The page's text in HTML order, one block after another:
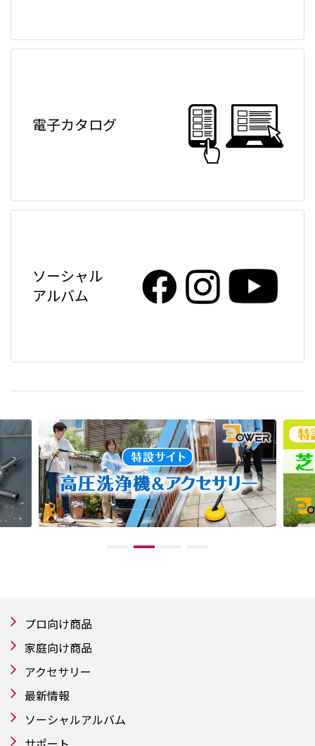
電子カタログ
ソーシャル
アルバム
プロ向け商品
家庭向け商品
アクセサリー
最新情報
ソーシャルアルバム